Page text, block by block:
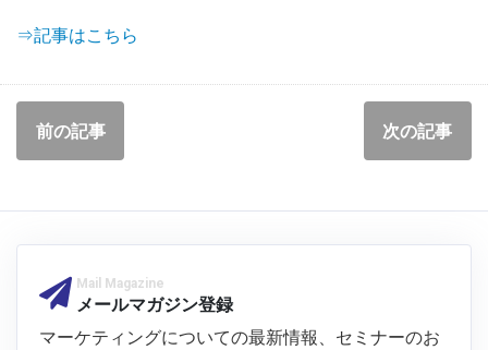
⇒記事はこちら
前の記事 次の記事
Mail Magazine
メールマガジン登録
マーケティングについての最新情報、セミナーのお